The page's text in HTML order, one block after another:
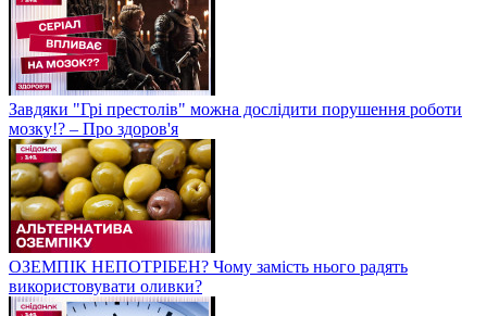
Завдяки "Грі престолів" можна дослідити порушення роботи
мозку!? – Про здоров'я
ОЗЕМПІК НЕПОТРІБЕН? Чому замість нього радять
використовувати оливки?